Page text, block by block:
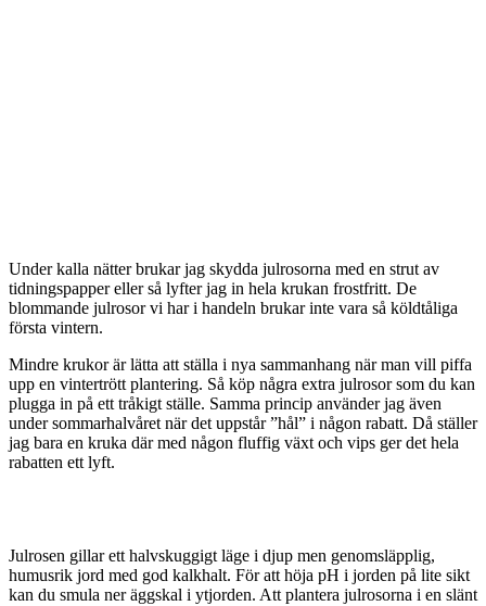
Under kalla nätter brukar jag skydda julrosorna med en strut av
tidningspapper eller så lyfter jag in hela krukan frostfritt. De
blommande julrosor vi har i handeln brukar inte vara så köldtåliga
första vintern.
Mindre krukor är lätta att ställa i nya sammanhang när man vill piffa
upp en vintertrött plantering. Så köp några extra julrosor som du kan
plugga in på ett tråkigt ställe. Samma princip använder jag även
under sommarhalvåret när det uppstår ”hål” i någon rabatt. Då ställer
jag bara en kruka där med någon fluffig växt och vips ger det hela
rabatten ett lyft.
Julrosen gillar ett halvskuggigt läge i djup men genomsläpplig,
humusrik jord med god kalkhalt. För att höja pH i jorden på lite sikt
kan du smula ner äggskal i ytjorden. Att plantera julrosorna i en slänt